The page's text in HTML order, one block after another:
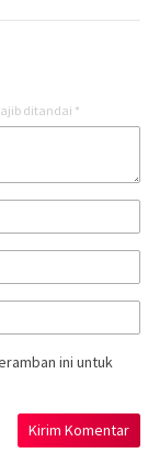
ditandai *
ini untuk